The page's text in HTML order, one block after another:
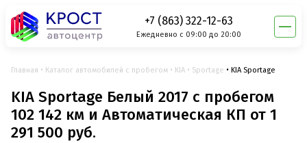
+7 (863) 322-12-63
Ежедневно с 09:00 до 20:00
Главная Каталог автомобилей с пробегом KIA Sportage KIA Sportage
KIA Sportage Белый 2017 с пробегом
102 142 км и Автоматическая КП от 1
291 500 руб.